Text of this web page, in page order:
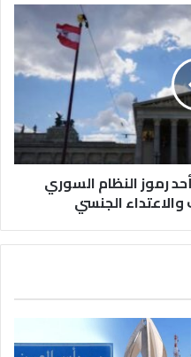
رموز النظام السوري
الجنسي